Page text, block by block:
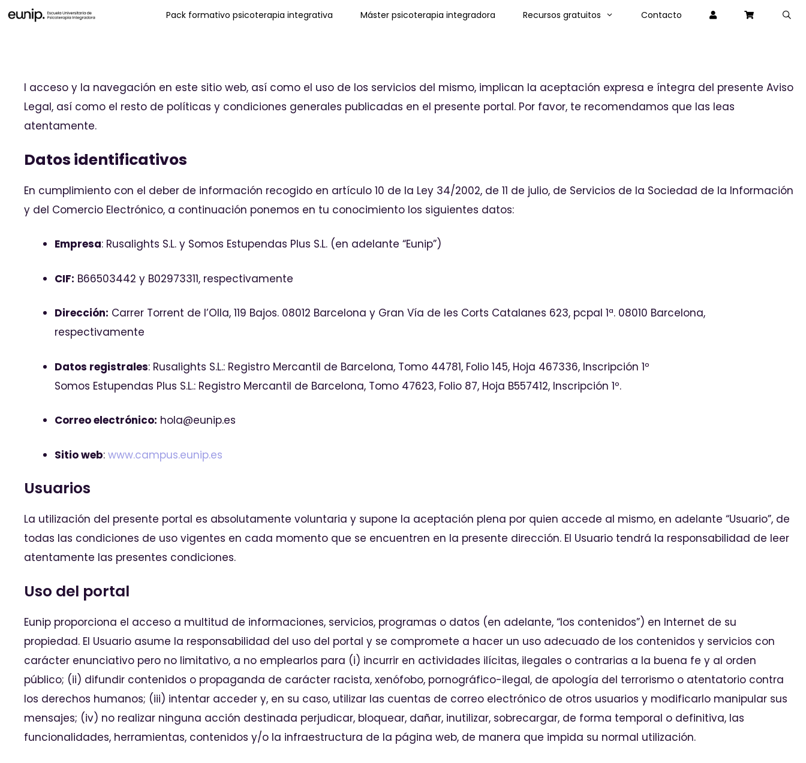
Pack formativo psicoterapia integrativa Máster psicoterapia integradora Recursos gratuitos Contacto
l acceso y la navegación en este sitio web, así como el uso de los servicios del mismo, implican la aceptación expresa e íntegra del presente Aviso
Legal, así como el resto de políticas y condiciones generales publicadas en el presente portal. Por favor, te recomendamos que las leas
atentamente.
Datos identificativos
En cumplimiento con el deber de información recogido en artículo 10 de la Ley 34/2002, de 11 de julio, de Servicios de la Sociedad de la Información
y del Comercio Electrónico, a continuación ponemos en tu conocimiento los siguientes datos:
Empresa: Rusalights S.L. y Somos Estupendas Plus S.L. (en adelante “Eunip”)
CIF: B66503442 y B02973311, respectivamente
Dirección: Carrer Torrent de l’Olla, 119 Bajos. 08012 Barcelona y Gran Vía de les Corts Catalanes 623, pcpal 1ª. 08010 Barcelona,
respectivamente
Datos registrales: Rusalights S.L.: Registro Mercantil de Barcelona, Tomo 44781, Folio 145, Hoja 467336, Inscripción 1º
Somos Estupendas Plus S.L.: Registro Mercantil de Barcelona, Tomo 47623, Folio 87, Hoja B557412, Inscripción 1º.
Correo electrónico: hola@eunip.es
Sitio web: www.campus.eunip.es
Usuarios
La utilización del presente portal es absolutamente voluntaria y supone la aceptación plena por quien accede al mismo, en adelante “Usuario”, de
todas las condiciones de uso vigentes en cada momento que se encuentren en la presente dirección. El Usuario tendrá la responsabilidad de leer
atentamente las presentes condiciones.
Uso del portal
Eunip proporciona el acceso a multitud de informaciones, servicios, programas o datos (en adelante, “los contenidos”) en Internet de su
propiedad. El Usuario asume la responsabilidad del uso del portal y se compromete a hacer un uso adecuado de los contenidos y servicios con
carácter enunciativo pero no limitativo, a no emplearlos para (i) incurrir en actividades ilícitas, ilegales o contrarias a la buena fe y al orden
público; (ii) difundir contenidos o propaganda de carácter racista, xenófobo, pornográfico-ilegal, de apología del terrorismo o atentatorio contra
los derechos humanos; (iii) intentar acceder y, en su caso, utilizar las cuentas de correo electrónico de otros usuarios y modificarlo manipular sus
mensajes; (iv) no realizar ninguna acción destinada perjudicar, bloquear, dañar, inutilizar, sobrecargar, de forma temporal o definitiva, las
funcionalidades, herramientas, contenidos y/o la infraestructura de la página web, de manera que impida su normal utilización.